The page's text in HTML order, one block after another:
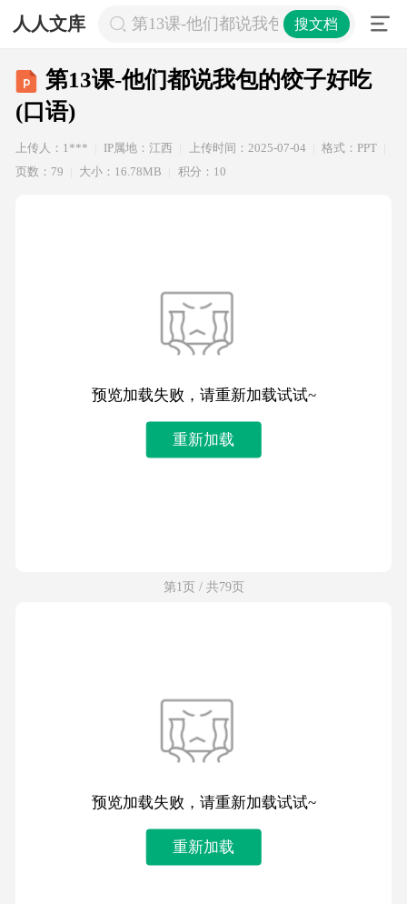
人人文库 第13课-他们都说我包的饺子好吃(口语
搜文档
第13课-他们都说我包的饺子好吃
(口语)
上传人：1*** IP属地：江西 上传时间：2025-07-04
格式：PPT
页数：79
大小：16.78MB 积分：10
预览加载失败，请重新加载试试~
重新加载
第1页 / 共79页
预览加载失败，请重新加载试试~
重新加载